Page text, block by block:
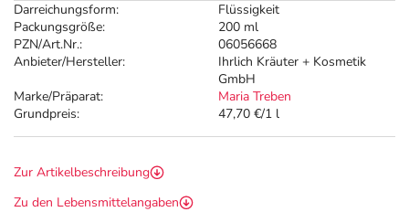
Darreichungsform:
Flüssigkeit
Packungsgröße:
200 ml
PZN/Art.Nr.:
06056668
Anbieter/Hersteller:
Ihrlich Kräuter + Kosmetik
GmbH
Marke/Präparat:
Maria Treben
Grundpreis:
47,70 €/1 l
Zur Artikelbeschreibung
Zu den Lebensmittelangaben